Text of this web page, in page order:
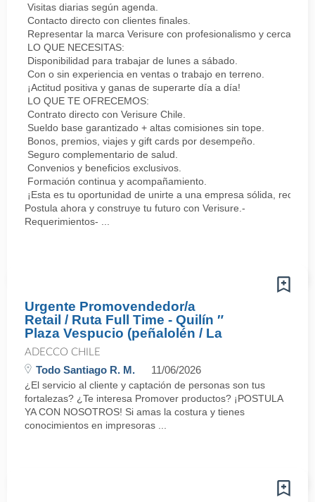
Visitas diarias según agenda.
Contacto directo con clientes finales.
Representar la marca Verisure con profesionalismo y cercanía.
LO QUE NECESITAS:
Disponibilidad para trabajar de lunes a sábado.
Con o sin experiencia en ventas o trabajo en terreno.
¡Actitud positiva y ganas de superarte día a día!
LO QUE TE OFRECEMOS:
Contrato directo con Verisure Chile.
Sueldo base garantizado + altas comisiones sin tope.
Bonos, premios, viajes y gift cards por desempeño.
Seguro complementario de salud.
Convenios y beneficios exclusivos.
Formación continua y acompañamiento.
¡Esta es tu oportunidad de unirte a una empresa sólida,
Postula ahora y construye tu futuro con Verisure.-
Requerimientos- ...
Urgente Promovendedor/a
Retail / Ruta Full Time - Quilín ″
Plaza Vespucio (peñalolén / La
ADECCO CHILE
Todo Santiago R. M. 11/06/2026
¿El servicio al cliente y captación de personas son tus
fortalezas? ¿Te interesa Promover productos? ¡POSTULA
YA CON NOSOTROS! Si amas la costura y tienes
conocimientos en impresoras ...